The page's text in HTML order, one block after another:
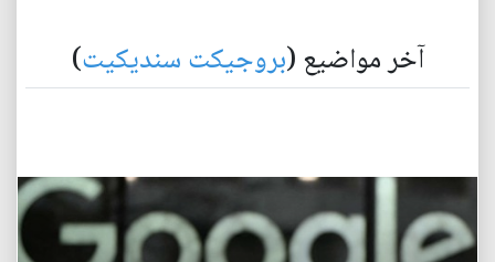
آخر مواضيع (بروجيكت سنديكيت)